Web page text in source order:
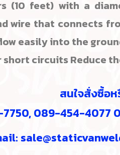
(10 feet) with a
wire that connects
easily into the
circuits Reduce
สนใจสั่งซื้อ
089-454-4077